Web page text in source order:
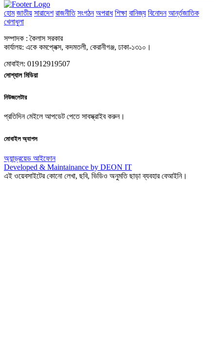
হোম জাতীয় সারাদেশ রাজনীতি সংগঠন অপরাধ শিক্ষা বানিজ্য বিনোদন আর্ন্তজাতিক
খেলাধুলা
সম্পাদক : কৈলাস সরকার
কার্যালয়: একে কমপ্লেক্স, কদমতলী, কেরানীগঞ্জ, ঢাকা-১৩১০।
মোবাইল: 01912919507
সোশ্যাল মিডিয়া
নিউজলেটার
প্রতিদিন মেইলে আপডেট পেতে সাবস্ক্রাইব করুন।
মোবাইল অ্যাপস
অ্যান্ড্রয়েড আইফোন
Developed & Maintainance by DEON IT
এই ওয়েবসাইটের কোনো লেখা, ছবি, ভিডিও অনুমতি ছাড়া ব্যবহার বেআইনি।